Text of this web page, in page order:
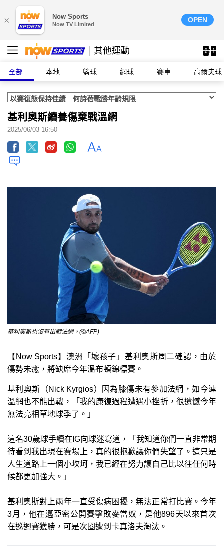
× Now Sports
Now TV Limited
OPEN
其他運動
全部 本地 籃球 網球 賽車 高爾夫球
基利奧斯續養傷棄戰溫網
2025/06/03 16:50
基利奧斯也沒有出戰法網。(©AFP)
【Now Sports】澳洲「壞孩子」基利奧斯周二確認，由於
傷勢未癒，將缺席今年溫布頓錦標賽。
基利奧斯（Nick Kyrgios）因為膝傷未有參加法網，如今連
溫網也不能出戰，「我的康復過程遭遇小挫折，很遺憾今年
無法亮相草地球季了。」
這名30歲球手續在IG向球迷寫道，「我知道你們一直非常期
待看到我出現在賽場上，真的很抱歉讓你們失望了。這只是
人生道路上一個小坎坷，我已經在努力讓自己比以往任何時
候都更加強大。」
基利奧斯對上兩年一直受傷病困擾，無法正常打比賽。今年
3月，他在邁亞密公開賽擊敗麥當奴，是他896天以來首次
在巡迴賽獲勝，可是次圈遭到卡真洛夫淘汰。